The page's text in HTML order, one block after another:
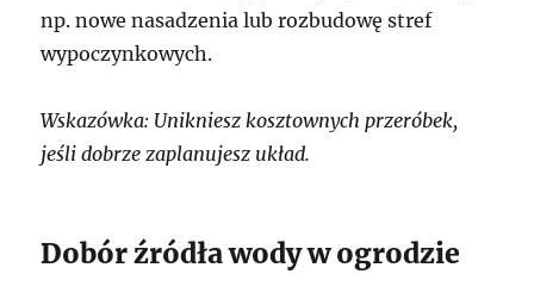
np. nowe nasadzenia lub rozbudowę stref
wypoczynkowych.
Wskazówka: Unikniesz kosztownych przeróbek,
jeśli dobrze zaplanujesz układ.
Dobór źródła wody w ogrodzie